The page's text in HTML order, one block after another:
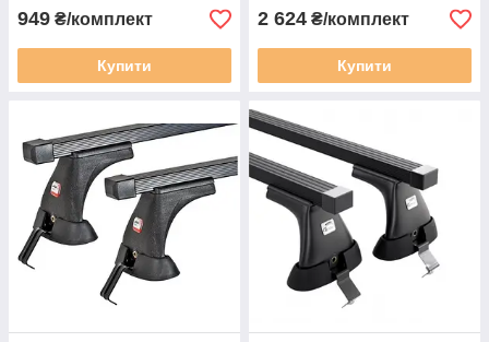
949 ₴/комплект
Купити
2 624 ₴/комплект
Купити